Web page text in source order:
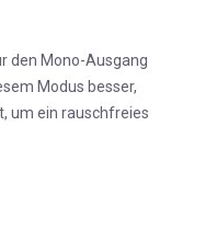
den Mono-Ausgang
Modus besser,
um ein rauschfreies